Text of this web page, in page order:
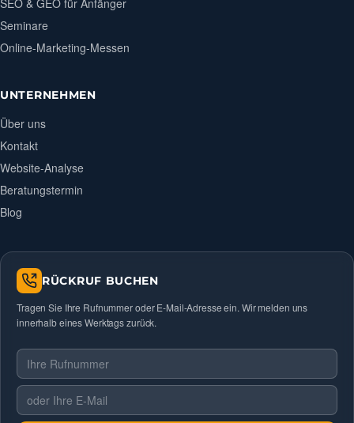
SEO & GEO für Anfänger
Seminare
Online-Marketing-Messen
UNTERNEHMEN
Über uns
Kontakt
Website-Analyse
Beratungstermin
Blog
RÜCKRUF BUCHEN
Tragen Sie Ihre Rufnummer oder E-Mail-Adresse ein. Wir melden uns
innerhalb eines Werktags zurück.
Telefonnummer
E-Mail